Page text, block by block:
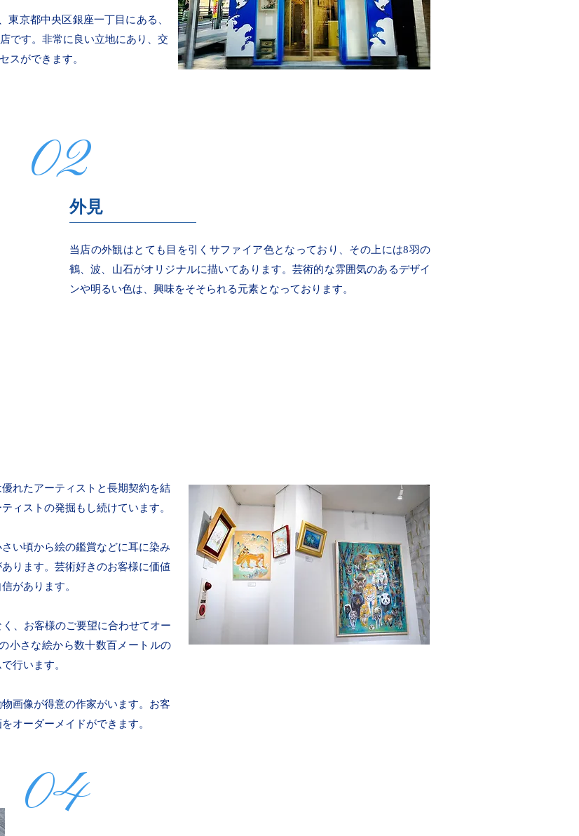
東京都中央区銀座一丁目にある、
です。非常に良い立地にあり、交
スができます。
02
外見
当店の外観はとても目を引くサファイア色となっており、その上には8羽の
鶴、波、山石がオリジナルに描いてあります。芸術的な雰囲気のあるデザイ
ンや明るい色は、興味をそそられる元素となっております。
れたアーティストと長期契約を結
ィストの発掘もし続けています。
い頃から絵の鑑賞などに耳に染み
ります。芸術好きのお客様に価値
があります。
、お客様のご要望に合わせてオー
小さな絵から数十数百メートルの
行います。
画像が得意の作家がいます。お客
オーダーメイドができます。
04